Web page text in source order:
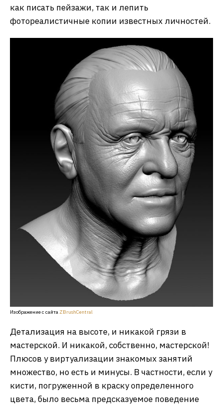
как писать пейзажи, так и лепить
фотореалистичные копии известных личностей.
Изображение с сайта ZBrushCentral
Детализация на высоте, и никакой грязи в
мастерской. И никакой, собственно, мастерской!
Плюсов у виртуализации знакомых занятий
множество, но есть и минусы. В частности, если у
кисти, погруженной в краску определенного
цвета, было весьма предсказуемое поведение